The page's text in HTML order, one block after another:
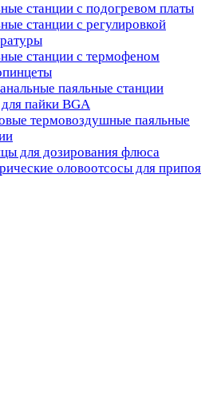
станции с подогревом платы
станции с регулировкой
станции с термофеном
паяльные станции
пайки BGA
термовоздушные паяльные
для дозирования флюса
оловоотсосы для припоя